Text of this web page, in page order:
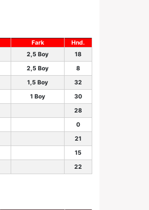
Fark
Hnd.
2,5 Boy
18
2,5 Boy
8
1,5 Boy
32
1 Boy
30
28
0
21
15
22